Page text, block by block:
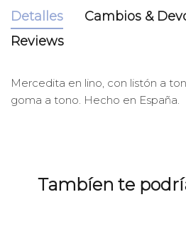
Detalles
Cambios &
Reviews
Mercedita en lino, con listón a
goma a tono. Hecho en España.
Tambíen te